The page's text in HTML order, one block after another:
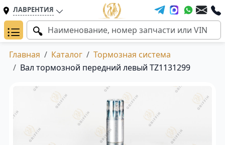
ЛАВРЕНТИЯ
Главная Каталог
Тормозная система
Вал тормозной передний левый TZ1131299